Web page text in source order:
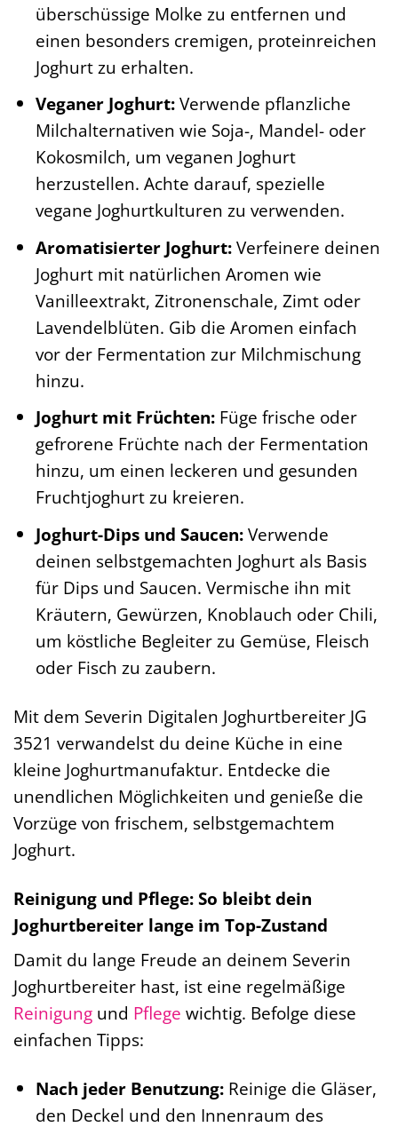
überschüssige Molke zu entfernen und
einen besonders cremigen, proteinreichen
Joghurt zu erhalten.
Veganer Joghurt:Verwende pflanzliche
Milchalternativen wie Soja-, Mandel- oder
Kokosmilch, um veganen Joghurt
herzustellen. Achte darauf, spezielle
vegane Joghurtkulturen zu verwenden.
Aromatisierter Joghurt:Verfeinere deinen
Joghurt mit natürlichen Aromen wie
Vanilleextrakt, Zitronenschale, Zimt oder
Lavendelblüten. Gib die Aromen einfach
vor der Fermentation zur Milchmischung
hinzu.
Joghurt mit Früchten:Füge frische oder
gefrorene Früchte nach der Fermentation
hinzu, um einen leckeren und gesunden
Fruchtjoghurt zu kreieren.
Joghurt-Dips und Saucen:Verwende
deinen selbstgemachten Joghurt als Basis
für Dips und Saucen. Vermische ihn mit
Kräutern, Gewürzen, Knoblauch oder Chili,
um köstliche Begleiter zu Gemüse, Fleisch
oder Fisch zu zaubern.
Mit dem Severin Digitalen Joghurtbereiter JG
3521 verwandelst du deine Küche in eine
kleine Joghurtmanufaktur. Entdecke die
unendlichen Möglichkeiten und genieße die
Vorzüge von frischem, selbstgemachtem
Joghurt.
Reinigung und Pflege: So bleibt dein
Joghurtbereiter lange im Top-Zustand
Damit du lange Freude an deinem Severin
Joghurtbereiter hast, ist eine regelmäßige
Reinigung und Pflege wichtig. Befolge diese
einfachen Tipps:
Nach jeder Benutzung:Reinige die Gläser,
den Deckel und den Innenraum des